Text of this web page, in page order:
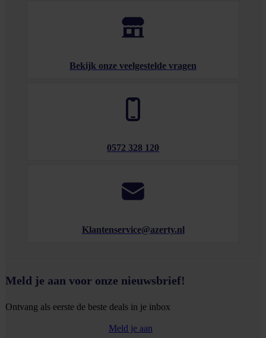
Bekijk onze veelgestelde vragen
0572 328 120
Klantenservice@azerty.nl
Meld je aan voor onze nieuwsbrief!
Ontvang als eerste de beste deals in je inbox
Meld je aan